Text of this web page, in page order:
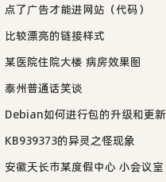
点了广告才能进网站（代码）
比较漂亮的链接样式
某医院住院大楼 病房效果图
泰州普通话笑谈
Debian如何进行包的升级和更新
KB939373的异灵之怪现象
安徽天长市某度假中心 小会议室